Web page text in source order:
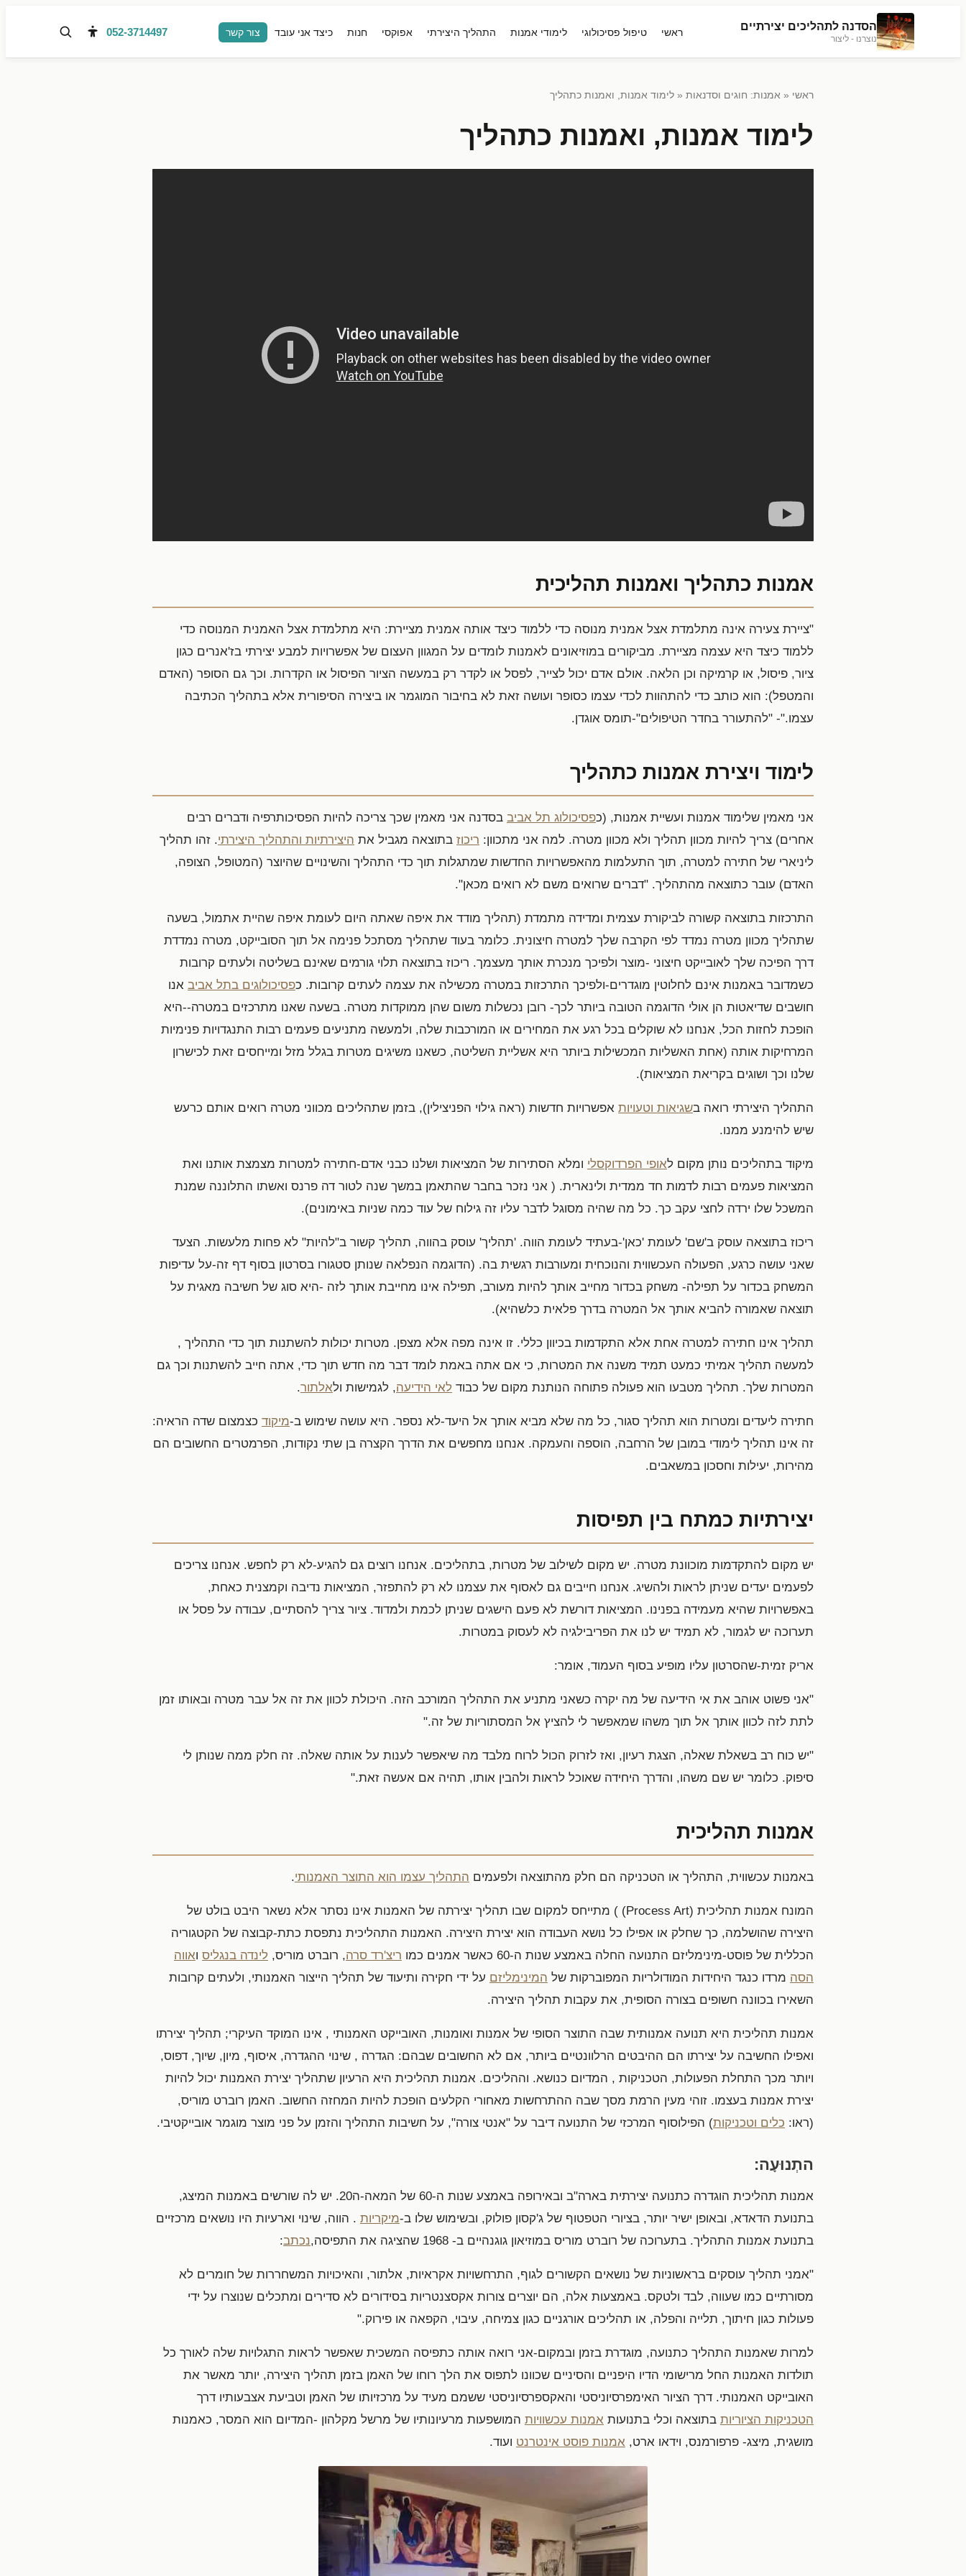
הסדנה לתהליכים יצירתיים
נוצרנו - ליצור
ראשי טיפול פסיכולוגי לימודי אמנות התהליך היצירתי אפוקסי חנות כיצד אני עובד צור קשר 052-3714497
ראשי « אמנות: חוגים וסדנאות « לימוד אמנות, ואמנות כתהליך
לימוד אמנות, ואמנות כתהליך
אמנות כתהליך ואמנות תהליכית
"ציירת צעירה אינה מתלמדת אצל אמנית מנוסה כדי ללמוד כיצד אותה אמנית מציירת: היא מתלמדת אצל האמנית המנוסה כדי
ללמוד כיצד היא עצמה מציירת. מביקורים במוזיאונים לאמנות לומדים על המגוון העצום של אפשרויות למבע יצירתי בז'אנרים כגון
ציור, פיסול, או קרמיקה וכן הלאה. אולם אדם יכול לצייר, לפסל או לקדר רק במעשה הציור הפיסול או הקדרות. וכך גם הסופר (האדם
והמטפל): הוא כותב כדי להתהוות לכדי עצמו כסופר ועושה זאת לא בחיבור המוגמר או ביצירה הסיפורית אלא בתהליך הכתיבה
עצמו."- "להתעורר בחדר הטיפולים"-תומס אוגדן.
לימוד ויצירת אמנות כתהליך
אני מאמין שלימוד אמנות ועשיית אמנות, (כפסיכולוג תל אביב בסדנה אני מאמין שכך צריכה להיות הפסיכותרפיה ודברים רבים
אחרים) צריך להיות מכוון תהליך ולא מכוון מטרה. למה אני מתכוון: ריכוז בתוצאה מגביל את היצירתיות והתהליך היצירתי. זהו תהליך
ליניארי של חתירה למטרה, תוך התעלמות מהאפשרויות החדשות שמתגלות תוך כדי התהליך והשינויים שהיוצר (המטופל, הצופה,
האדם) עובר כתוצאה מהתהליך. "דברים שרואים משם לא רואים מכאן".
התרכזות בתוצאה קשורה לביקורת עצמית ומדידה מתמדת (תהליך מודד את איפה שאתה היום לעומת איפה שהיית אתמול, בשעה
שתהליך מכוון מטרה נמדד לפי הקרבה שלך למטרה חיצונית. כלומר בעוד שתהליך מסתכל פנימה אל תוך הסובייקט, מטרה נמדדת
דרך הפיכה שלך לאובייקט חיצוני -מוצר ולפיכך מנכרת אותך מעצמך. ריכוז בתוצאה תלוי גורמים שאינם בשליטה ולעתים קרובות
כשמדובר באמנות אינם לחלוטין מוגדרים-ולפיכך התרכזות במטרה מכשילה את עצמה לעתים קרובות. כפסיכולוגים בתל אביב אנו
חושבים שדיאטות הן אולי הדוגמה הטובה ביותר לכך- רובן נכשלות משום שהן ממוקדות מטרה. בשעה שאנו מתרכזים במטרה--היא
הופכת לחזות הכל, אנחנו לא שוקלים בכל רגע את המחירים או המורכבות שלה, ולמעשה מתניעים פעמים רבות התנגדויות פנימיות
המרחיקות אותה (אחת האשליות המכשילות ביותר היא אשליית השליטה, כשאנו משיגים מטרות בגלל מזל ומייחסים זאת לכישרון
שלנו וכך ושוגים בקריאת המציאות).
התהליך היצירתי רואה בשגיאות וטעויות אפשרויות חדשות (ראה גילוי הפניצילין), בזמן שתהליכים מכווני מטרה רואים אותם כרעש
שיש להימנע ממנו.
מיקוד בתהליכים נותן מקום לאופי הפרדוקסלי ומלא הסתירות של המציאות ושלנו כבני אדם-חתירה למטרות מצמצת אותנו ואת
המציאות פעמים רבות לדמות חד ממדית ולינארית. ( אני נזכר בחבר שהתאמן במשך שנה לטור דה פרנס ואשתו התלוננה שמנת
המשכל שלו ירדה לחצי עקב כך. כל מה שהיה מסוגל לדבר עליו זה גילוח של עוד כמה שניות באימונים).
ריכוז בתוצאה עוסק ב'שם' לעומת 'כאן'-בעתיד לעומת הווה. 'תהליך' עוסק בהווה, תהליך קשור ב"להיות" לא פחות מלעשות. הצעד
שאני עושה כרגע, הפעולה העכשווית והנוכחית ומעורבות רגשית בה. (הדוגמה הנפלאה שנותן סטגורו בסרטון בסוף דף זה-על עדיפות
המשחק בכדור על תפילה- משחק בכדור מחייב אותך להיות מעורב, תפילה אינו מחייבת אותך לזה -היא סוג של חשיבה מאגית על
תוצאה שאמורה להביא אותך אל המטרה בדרך פלאית כלשהיא).
תהליך אינו חתירה למטרה אחת אלא התקדמות בכיוון כללי. זו אינה מפה אלא מצפן. מטרות יכולות להשתנות תוך כדי התהליך ,
למעשה תהליך אמיתי כמעט תמיד משנה את המטרות, כי אם אתה באמת לומד דבר מה חדש תוך כדי, אתה חייב להשתנות וכך גם
המטרות שלך. תהליך מטבעו הוא פעולה פתוחה הנותנת מקום של כבוד לאי הידיעה, לגמישות ולאלתור.
חתירה ליעדים ומטרות הוא תהליך סגור, כל מה שלא מביא אותך אל היעד-לא נספר. היא עושה שימוש ב-מיקוד כצמצום שדה הראיה:
זה אינו תהליך לימודי במובן של הרחבה, הוספה והעמקה. אנחנו מחפשים את הדרך הקצרה בן שתי נקודות, הפרמטרים החשובים הם
מהירות, יעילות וחסכון במשאבים.
יצירתיות כמתח בין תפיסות
יש מקום להתקדמות מוכוונת מטרה. יש מקום לשילוב של מטרות, בתהליכים. אנחנו רוצים גם להגיע-לא רק לחפש. אנחנו צריכים
לפעמים יעדים שניתן לראות ולהשיג. אנחנו חייבים גם לאסוף את עצמנו לא רק להתפזר, המציאות נדיבה וקמצנית כאחת,
באפשרויות שהיא מעמידה בפנינו. המציאות דורשת לא פעם הישגים שניתן לכמת ולמדוד. ציור צריך להסתיים, עבודה על פסל או
תערוכה יש לגמור, לא תמיד יש לנו את הפריבילגיה לא לעסוק במטרות.
אריק זמית-שהסרטון עליו מופיע בסוף העמוד, אומר:
"אני פשוט אוהב את אי הידיעה של מה יקרה כשאני מתניע את התהליך המורכב הזה. היכולת לכוון את זה אל עבר מטרה ובאותו זמן
לתת לזה לכוון אותך אל תוך משהו שמאפשר לי להציץ אל המסתוריות של זה."
"יש כוח רב בשאלת שאלה, הצגת רעיון, ואז לזרוק הכול לרוח מלבד מה שיאפשר לענות על אותה שאלה. זה חלק ממה שנותן לי
סיפוק. כלומר יש שם משהו, והדרך היחידה שאוכל לראות ולהבין אותו, תהיה אם אעשה זאת."
אמנות תהליכית
באמנות עכשווית, התהליך או הטכניקה הם חלק מהתוצאה ולפעמים התהליך עצמו הוא התוצר האמנותי.
המונח אמנות תהליכית (Process Art) ) מתייחס למקום שבו תהליך יצירתה של האמנות אינו נסתר אלא נשאר היבט בולט של
היצירה שהושלמה, כך שחלק או אפילו כל נושא העבודה הוא יצירת היצירה. האמנות התהליכית נתפסת כתת-קבוצה של הקטגוריה
הכללית של פוסט-מינימליזם התנועה החלה באמצע שנות ה-60 כאשר אמנים כמו
ריצ'רד סרה, רוברט מוריס, לינדה בנגליס ואווה
הסה מרדו כנגד היחידות המודולריות המפוברקות של המינימליזם על ידי חקירה ותיעוד של תהליך הייצור האמנותי, ולעתים קרובות
השאירו בכוונה חשופים בצורה הסופית, את עקבות תהליך היצירה.
אמנות תהליכית היא תנועה אמנותית שבה התוצר הסופי של אמנות ואומנות, האובייקט האמנותי , אינו המוקד העיקרי; תהליך יצירתו
ואפילו החשיבה על יצירתו הם ההיבטים הרלוונטיים ביותר, אם לא החשובים שבהם: הגדרה , שינוי ההגדרה, איסוף, מיון, שיוך, דפוס,
ויותר מכך התחלת הפעולות, הטכניקות , המדיום כנושא. וההליכים. אמנות תהליכית היא הרעיון שתהליך יצירת האמנות יכול להיות
יצירת אמנות בעצמו. זוהי מעין הרמת מסך שבה ההתרחשות מאחורי הקלעים הופכת להיות המחזה החשוב. האמן רוברט מוריס,
(ראו: כלים וטכניקות) הפילוסוף המרכזי של התנועה דיבר על "אנטי צורה", על חשיבות התהליך והזמן על פני מוצר מוגמר אובייקטיבי.
התְנוּעָה:
אמנות תהליכית הוגדרה כתנועה יצירתית בארה"ב ובאירופה באמצע שנות ה-60 של המאה-ה20. יש לה שורשים באמנות המיצג,
בתנועת הדאדא, ובאופן ישיר יותר, בציורי הטפטוף של ג'קסון פולוק, ובשימוש שלו ב-מיקריות . הווה, שינוי וארעיות היו נושאים מרכזיים
בתנועת אמנות התהליך. בתערוכה של רוברט מוריס במוזיאון גוגנהיים ב- 1968 שהציגה את התפיסה,
נכתב:
"אמני תהליך עוסקים בראשוניות של נושאים הקשורים לגוף, התרחשויות אקראיות, אלתור, והאיכויות המשחררות של חומרים לא
מסורתיים כמו שעווה, לבד ולטקס. באמצעות אלה, הם יוצרים צורות אקסצנטריות בסידורים לא סדירים ומתכלים שנוצרו על ידי
פעולות כגון חיתוך, תלייה והפלה, או תהליכים אורגניים כגון צמיחה, עיבוי, הקפאה או פירוק."
למרות שאמנות התהליך כתנועה, מוגדרת בזמן ובמקום-אני רואה אותה כתפיסה המשכית שאפשר לראות התגלויות שלה לאורך כל
תולדות האמנות החל מרישומי הדיו היפניים והסיניים שכוונו לתפוס את הלך רוחו של האמן בזמן תהליך היצירה, יותר מאשר את
האובייקט האמנותי. דרך הציור האימפרסיוניסטי והאקספרסיוניסטי ששמם מעיד על מרכזיותו של האמן וטביעת אצבעותיו דרך
הטכניקות הציוריות בתוצאה וכלי בתנועות אמנות עכשוויות המושפעות מרעיונותיו של מרשל מקלהון -המדיום הוא המסר, כאמנות
מושגית, מיצג- פרפורמנס, וידאו ארט, אמנות פוסט אינטרנט ועוד.